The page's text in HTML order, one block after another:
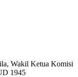
Wakil Ketua Komisi
1945